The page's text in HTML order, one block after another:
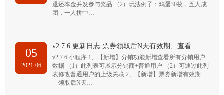
退还本金并发参与奖品 （2）玩法例子：鸡蛋30枚，五人成
团，一人拼中…
05
2021-06
v2.7.6 更新日志 票券领取后N天有效期、查看
v2.7.6 小程序 1、【新增】分销功能新增查看所有分销用户
数据 （1）此列表可展示分销商+普通用户 （2）可通过此列
表修改普通用户的上级关联 2、【新增】票券新增有效期
「领取后N天…